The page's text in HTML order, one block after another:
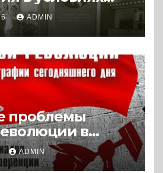
1945-1989.
ADMIN
проблемы
в
дня (2024) *
ADMIN